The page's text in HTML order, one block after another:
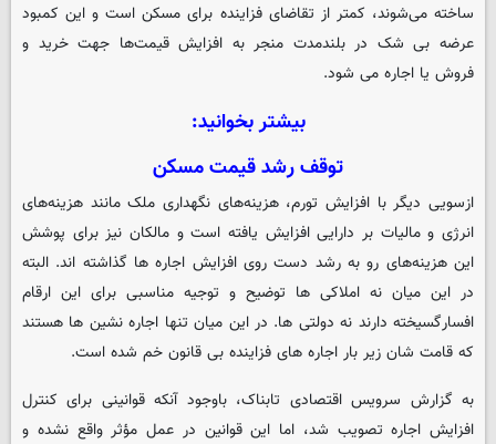
ساخته می‌شوند، کمتر از تقاضای فزاینده برای مسکن است و این کمبود
عرضه بی شک در بلندمدت منجر به افزایش قیمت‌ها جهت خرید و
فروش یا اجاره می شود.
بیشتر بخوانید:
توقف رشد قیمت مسکن
ازسویی دیگر با افزایش تورم، هزینه‌های نگهداری ملک مانند هزینه‌های
انرژی و مالیات بر دارایی افزایش یافته است و مالکان نیز برای پوشش
این هزینه‌های رو به رشد دست روی افزایش اجاره‌ ها گذاشته اند. البته
در این میان نه املاکی ها توضیح و توجیه مناسبی برای این ارقام
افسارگسیخته دارند نه دولتی ها. در این میان تنها اجاره نشین ها هستند
که قامت شان زیر بار اجاره های فزاینده بی قانون خم شده است.
به گزارش سرویس اقتصادی تابناک، باوجود آنکه قوانینی برای کنترل
افزایش اجاره تصویب شد، اما این قوانین در عمل مؤثر واقع نشده و